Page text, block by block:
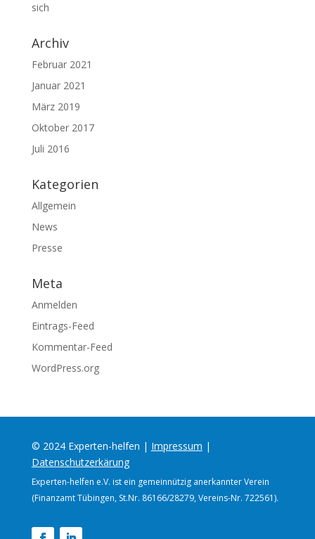
sich
Archiv
Februar 2021
Januar 2021
März 2019
Oktober 2017
Juli 2016
Kategorien
Allgemein
News
Presse
Meta
Anmelden
Eintrags-Feed
Kommentar-Feed
WordPress.org
© 2024 Experten-helfen | Impressum |
Datenschutzerkärung
Experten-helfen e.V. ist ein gemeinnützig anerkannter Verein
(Finanzamt Tübingen, St.Nr. 86166/28279, Vereins-Nr. 722561).